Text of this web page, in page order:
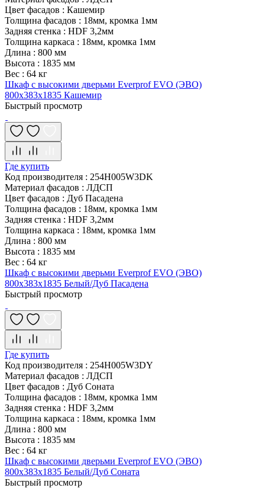
Цвет фасадов : Кашемир
Толщина фасадов : 18мм, кромка 1мм
Задняя стенка : HDF 3,2мм
Толщина каркаса : 18мм, кромка 1мм
Длина : 800 мм
Высота : 1835 мм
Вес : 64 кг
Шкаф с высокими дверьми Everprof EVO (ЭВО)
800х383x1835 Кашемир
Быстрый просмотр
Где купить
Код производителя : 254H005W3DK
Материал фасадов : ЛДСП
Цвет фасадов : Дуб Пасадена
Толщина фасадов : 18мм, кромка 1мм
Задняя стенка : HDF 3,2мм
Толщина каркаса : 18мм, кромка 1мм
Длина : 800 мм
Высота : 1835 мм
Вес : 64 кг
Шкаф с высокими дверьми Everprof EVO (ЭВО)
800х383x1835 Белый/Дуб Пасадена
Быстрый просмотр
Где купить
Код производителя : 254H005W3DY
Материал фасадов : ЛДСП
Цвет фасадов : Дуб Соната
Толщина фасадов : 18мм, кромка 1мм
Задняя стенка : HDF 3,2мм
Толщина каркаса : 18мм, кромка 1мм
Длина : 800 мм
Высота : 1835 мм
Вес : 64 кг
Шкаф с высокими дверьми Everprof EVO (ЭВО)
800х383x1835 Белый/Дуб Соната
Быстрый просмотр